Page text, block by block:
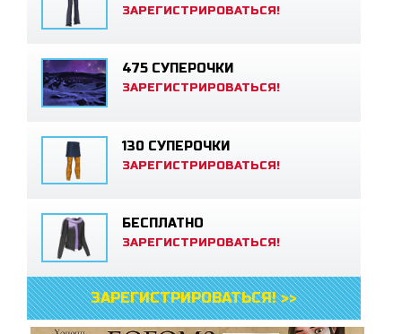
ЗАРЕГИСТРИРОВАТЬСЯ!
475 СУПЕРОЧКИ
ЗАРЕГИСТРИРОВАТЬСЯ!
130 СУПЕРОЧКИ
ЗАРЕГИСТРИРОВАТЬСЯ!
БЕСПЛАТНО
ЗАРЕГИСТРИРОВАТЬСЯ!
ЗАРЕГИСТРИРОВАТЬСЯ! >>